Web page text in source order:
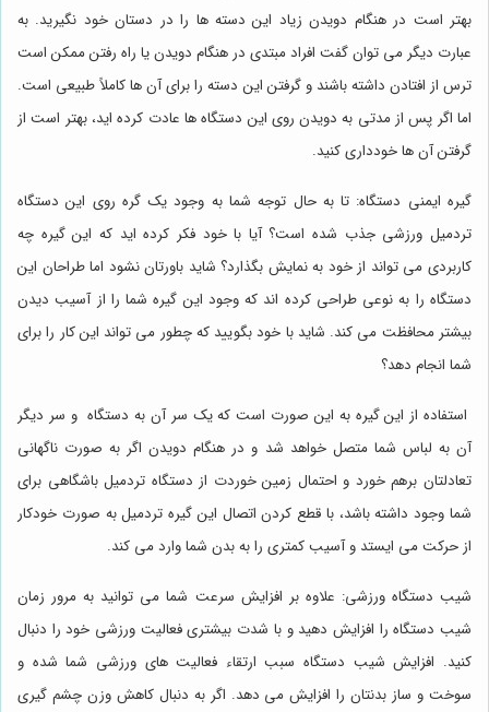
بهتر است در هنگام دویدن زیاد این دسته ها را در دستان خود نگیرید. به
عبارت دیگر می توان گفت افراد مبتدی در هنگام دویدن یا راه رفتن ممکن است
ترس از افتادن داشته باشند و گرفتن این دسته را برای آن ها کاملاً طبیعی است.
اما اگر پس از مدتی به دویدن روی این دستگاه ها عادت کرده اید، بهتر است از
گرفتن آن ها خودداری کنید.
گیره ایمنی دستگاه: تا به حال توجه شما به وجود یک گره روی این دستگاه
تردمیل ورزشی جذب شده است؟ آیا با خود فکر کرده اید که این گیره چه
کاربردی می تواند از خود به نمایش بگذارد؟ شاید باورتان نشود اما طراحان این
دستگاه را به نوعی طراحی کرده اند که وجود این گیره شما را از آسیب دیدن
بیشتر محافظت می کند. شاید با خود بگویید که چطور می تواند این کار را برای
شما انجام دهد؟
استفاده از این گیره به این صورت است که یک سر آن به دستگاه و سر دیگر
آن به لباس شما متصل خواهد شد و در هنگام دویدن اگر به صورت ناگهانی
تعادلتان برهم خورد و احتمال زمین خوردت از دستگاه تردمیل باشگاهی برای
شما وجود داشته باشد، با قطع کردن اتصال این گیره تردمیل به صورت خودکار
از حرکت می ایستد و آسیب کمتری را به بدن شما وارد می کند.
شیب دستگاه ورزشی: علاوه بر افزایش سرعت شما می توانید به مرور زمان
شیب دستگاه را افزایش دهید و با شدت بیشتری فعالیت ورزشی خود را دنبال
کنید. افزایش شیب دستگاه سبب ارتقاء فعالیت های ورزشی شما شده و
سوخت و ساز بدنتان را افزایش می دهد. اگر به دنبال کاهش وزن چشم گیری